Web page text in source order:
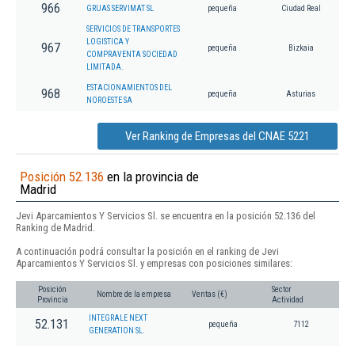
966 GRUAS SERVIMAT SL pequeña Ciudad Real
967
SERVICIOS DE TRANSPORTES
LOGISTICA Y
COMPRAVENTA SOCIEDAD
LIMITADA.
pequeña Bizkaia
968
ESTACIONAMIENTOS DEL
NOROESTE SA
pequeña Asturias
Ver Ranking de Empresas del CNAE 5221
Posición 52.136 en la provincia de
Madrid
Jevi Aparcamientos Y Servicios Sl. se encuentra en la posición 52.136 del
Ranking de Madrid.
A continuación podrá consultar la posición en el ranking de Jevi
Aparcamientos Y Servicios Sl. y empresas con posiciones similares:
Posición
Provincia
Nombre de la empresa Ventas (€)
Sector
Actividad
52.131
INTEGRALE NEXT
GENERATION SL.
pequeña 7112